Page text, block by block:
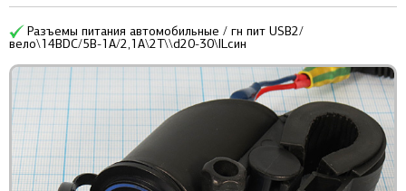
Разъемы питания автомобильные / гн пит USB2/
вело\14ВDC/5В-1А/2,1А\2T\\d20-30\ILсин